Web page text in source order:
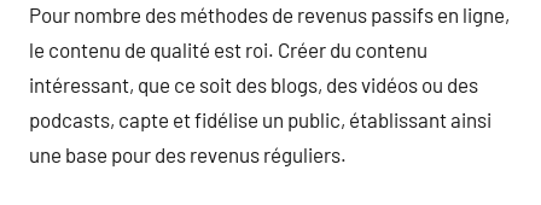
Pour nombre des méthodes de revenus passifs en ligne,
le contenu de qualité est roi. Créer du contenu
intéressant, que ce soit des blogs, des vidéos ou des
podcasts, capte et fidélise un public, établissant ainsi
une base pour des revenus réguliers.